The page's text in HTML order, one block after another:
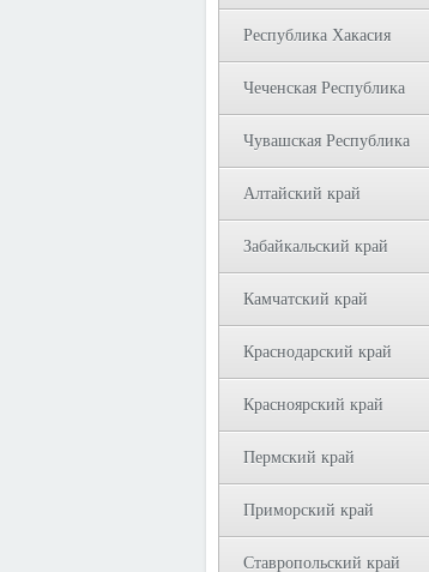
Республика Хакасия
Чеченская Республика
Чувашская Республика
Алтайский край
Забайкальский край
Камчатский край
Краснодарский край
Красноярский край
Пермский край
Приморский край
Ставропольский край